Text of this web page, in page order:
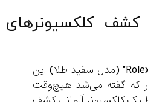
کشف کلکسیونرهای
Rolex Daytona "Unicorn" (مدل سفید طلا) این
که گفته می‌شد هیچ‌وقت